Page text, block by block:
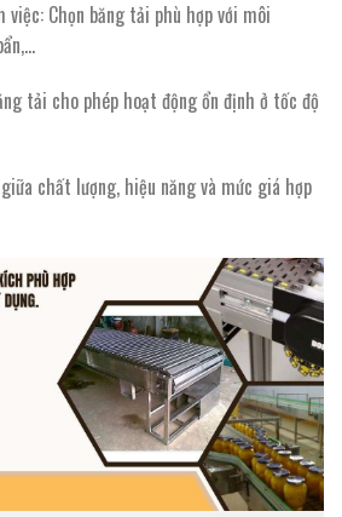
Chọn băng tải phù hợp với môi
tải cho phép hoạt động ổn định ở tốc độ
chất lượng, hiệu năng và mức giá hợp